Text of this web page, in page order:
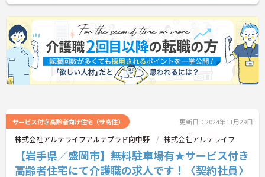
サービス付き高齢者向け住宅（サ高住） 更新日：2024年11月29日
株式会社アルテライフアルテプラド向中野 株式会社アルテライフ
【岩手県／盛岡市】無料駐車場有★サービス付き
高齢者住宅にて介護職の求人です！〈契約社員〉